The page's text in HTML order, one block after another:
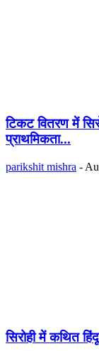
टिकट वितरण में
प्राथमिकता...
parikshit mishra -
सिरोही में कथित